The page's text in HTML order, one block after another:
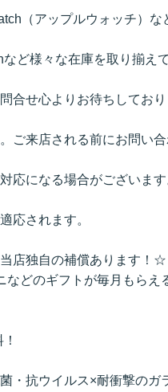
（アップルウォッチ）な
ど様々な在庫を取り揃え
合せ心よりお待ちしており
ご来店される前にお問い合
応になる場合がございます
応されます。
店独自の補償あります！☆
どのギフトが毎月もらえ
・抗ウイルス×耐衝撃のガ